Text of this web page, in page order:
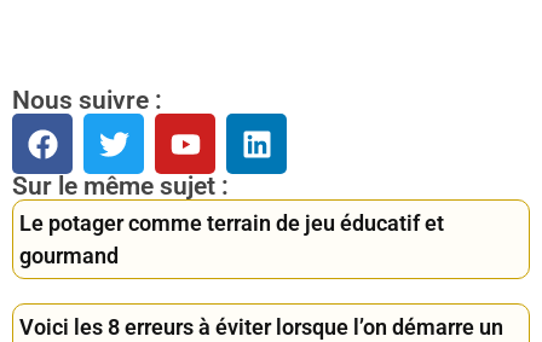
Nous suivre :
Sur le même sujet :
Le potager comme terrain de jeu éducatif et
gourmand
Voici les 8 erreurs à éviter lorsque l’on démarre un